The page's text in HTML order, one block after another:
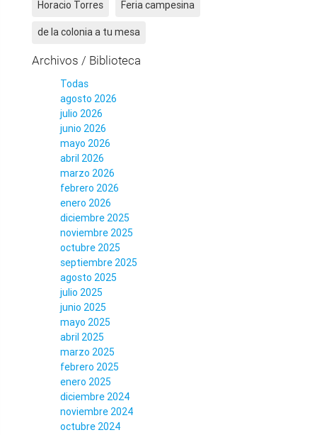
Horacio Torres Feria campesina
de la colonia a tu mesa
Archivos / Biblioteca
Todas
agosto 2026
julio 2026
junio 2026
mayo 2026
abril 2026
marzo 2026
febrero 2026
enero 2026
diciembre 2025
noviembre 2025
octubre 2025
septiembre 2025
agosto 2025
julio 2025
junio 2025
mayo 2025
abril 2025
marzo 2025
febrero 2025
enero 2025
diciembre 2024
noviembre 2024
octubre 2024